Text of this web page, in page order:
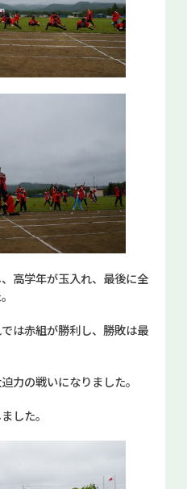
高学年が玉入れ、最後に全
は赤組が勝利し、勝敗は最
力の戦いになりました。
した。